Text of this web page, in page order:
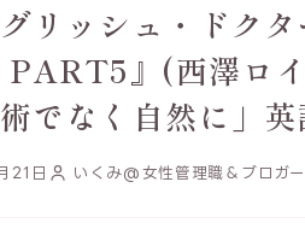
グリッシュ・ドク
PART5』(西澤ロ
でなく自然に」
21日 いくみ@女性管理職＆ブロガ